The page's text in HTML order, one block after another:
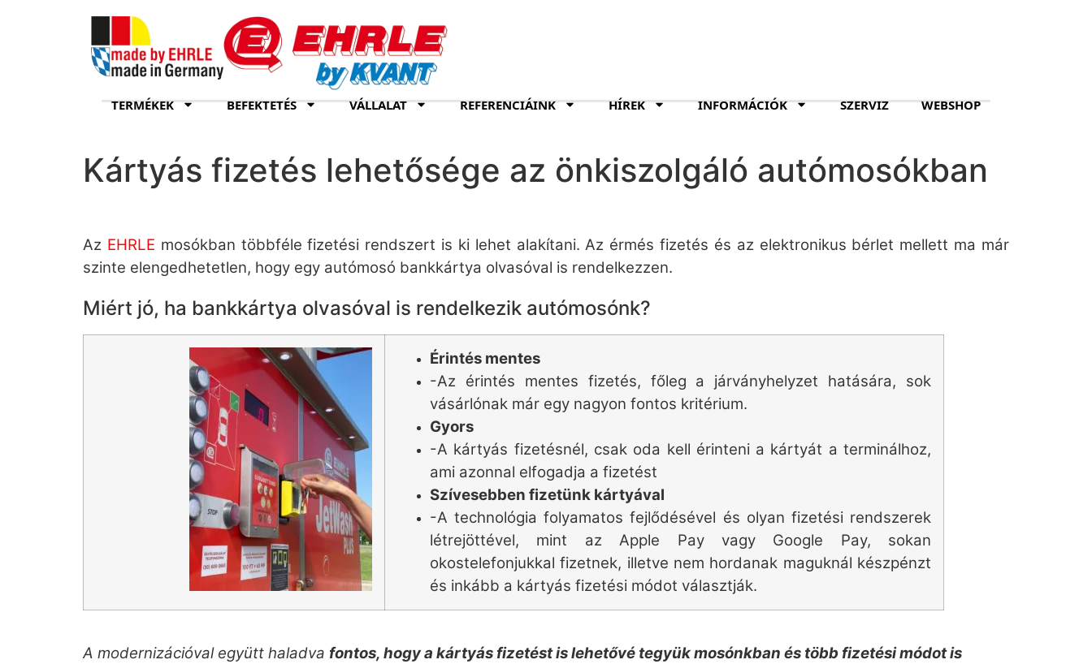
TERMÉKEK BEFEKTETÉS VÁLLALAT REFERENCIÁINK HÍREK INFORMÁCIÓK SZERVIZ WEBSHOP
Kártyás fizetés lehetősége az önkiszolgáló autómosókban
Az EHRLE mosókban többféle fizetési rendszert is ki lehet alakítani. Az érmés fizetés és az elektronikus bérlet mellett ma már
szinte elengedhetetlen, hogy egy autómosó bankkártya olvasóval is rendelkezzen.
Miért jó, ha bankkártya olvasóval is rendelkezik autómosónk?
Érintés mentes
-Az érintés mentes fizetés, főleg a járványhelyzet hatására, sok
vásárlónak már egy nagyon fontos kritérium.
Gyors
-A kártyás fizetésnél, csak oda kell érinteni a kártyát a terminálhoz,
ami azonnal elfogadja a fizetést
Szívesebben fizetünk kártyával
-A technológia folyamatos fejlődésével és olyan fizetési rendszerek
létrejöttével, mint az Apple Pay vagy Google Pay, sokan
okostelefonjukkal fizetnek, illetve nem hordanak maguknál készpénzt
és inkább a kártyás fizetési módot választják.
A modernizációval együtt haladva fontos, hogy a kártyás fizetést is lehetővé tegyük mosónkban és több fizetési módot is